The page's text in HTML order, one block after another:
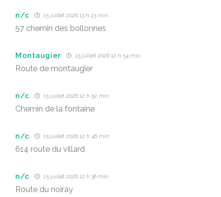
n/c 15 juillet 2026 13 h 23 min
57 chemin des bollonnes
Montaugier 15 juillet 2026 12 h 54 min
Route de montaugier
n/c 15 juillet 2026 12 h 52 min
Chemin de la fontaine
n/c 15 juillet 2026 12 h 46 min
614 route du villard
n/c 15 juillet 2026 12 h 38 min
Route du noiray